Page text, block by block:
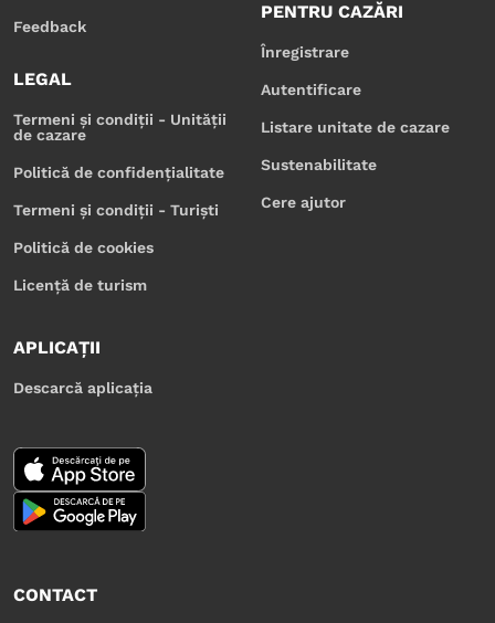
Feedback
LEGAL
Termeni și condiții - Unității
de cazare
Politică de confidențialitate
Termeni și condiții - Turiști
Politică de cookies
Licență de turism
PENTRU CAZĂRI
Înregistrare
Autentificare
Listare unitate de cazare
Sustenabilitate
Cere ajutor
APLICAȚII
Descarcă aplicația
CONTACT